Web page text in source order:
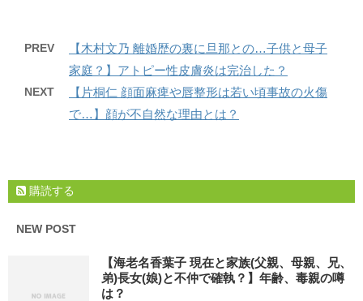
PREV
【木村文乃 離婚歴の裏に旦那との…子供と母子
家庭？】アトピー性皮膚炎は完治した？
NEXT
【片桐仁 顔面麻痺や唇整形は若い頃事故の火傷
で…】顔が不自然な理由とは？
購読する
NEW POST
【海老名香葉子 現在と家族(父親、母親、兄、
弟)長女(娘)と不仲で確執？】年齢、毒親の噂
は？